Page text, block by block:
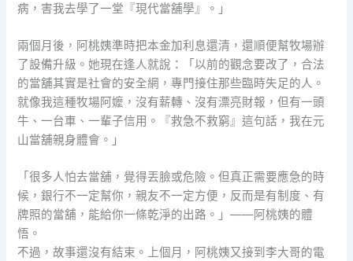
病，害我去學了一堂『現代當舖學』。」
兩個月後，阿桃姨準時把本金加利息還清，還順便幫牧場辦
了設備升級。她現在逢人就說：「以前的觀念要改了，合法
的當舖其實是社會的安全網，專門接住那些臨時失足的人。
就像我這種牧場阿嬤，沒有薪轉、沒有漂亮財報，但有一頭
牛、一台車、一輩子信用。『救急不救窮』這句話，我在元
山當舖親身體會。」
「很多人怕去當舖，覺得丟臉或危險。但真正需要應急的時
候，銀行不一定幫你，親友不一定方便，反而是有制度、有
牌照的當舖，能給你一條乾淨的出路。」——阿桃姨的體
悟。
不過，故事還沒有結束。上個月，阿桃姨又接到李大哥的電